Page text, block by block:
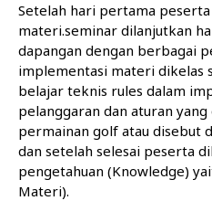
Setelah hari pertama
materi.seminar dilanjutkan
dapangan dengan berbagai
implementasi materi dikelas
belajar teknis rules dalam
pelanggaran dan aturan
permainan golf atau disebut
dan setelah selesai peserta
pengetahuan (Knowledge)
Materi).